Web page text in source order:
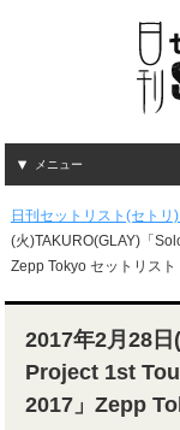
メニュー
日刊セットリスト(セトリ
(火)TAKURO(GLAY)「
Zepp Tokyo セットリスト
2017年2月28
Project 1st
2017」Zepp